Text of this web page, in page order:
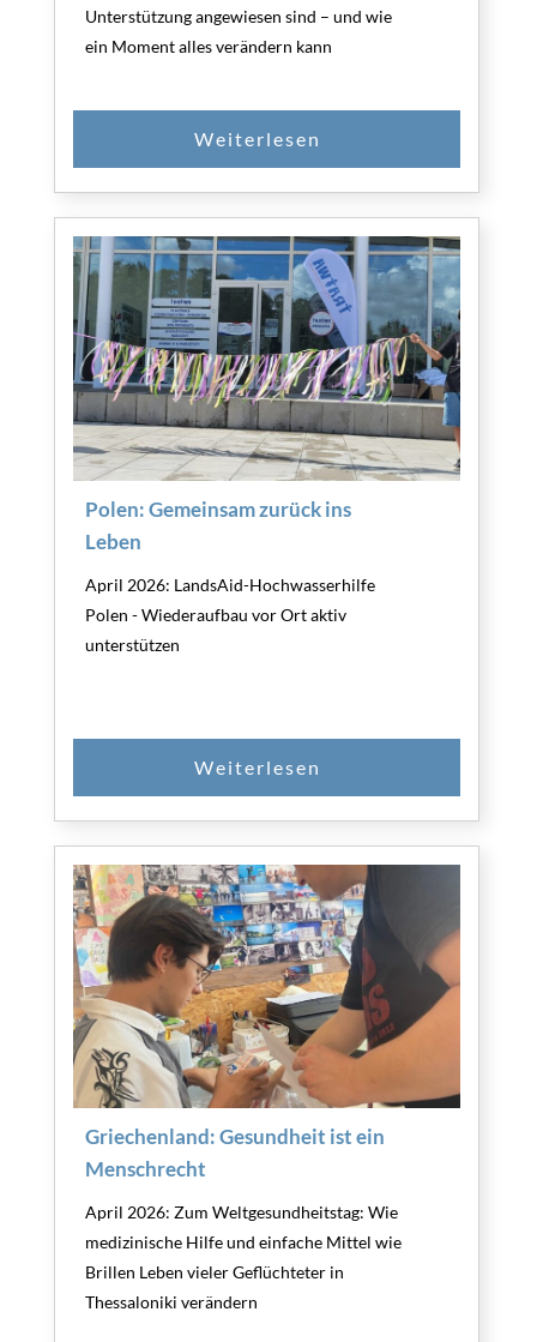
Unterstützung angewiesen sind – und wie
ein Moment alles verändern kann
Polen: Gemeinsam zurück ins
Leben
April 2026: LandsAid-Hochwasserhilfe
Polen - Wiederaufbau vor Ort aktiv
unterstützen
Griechenland: Gesundheit ist ein
Menschrecht
April 2026: Zum Weltgesundheitstag: Wie
medizinische Hilfe und einfache Mittel wie
Brillen Leben vieler Geflüchteter in
Thessaloniki verändern